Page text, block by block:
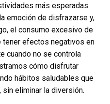
más esperadas
emoción de disfrazarse y,
el consumo excesivo de
tener efectos negativos en
cuando no se controla
cómo disfrutar
hábitos saludables que
sin eliminar la diversión.